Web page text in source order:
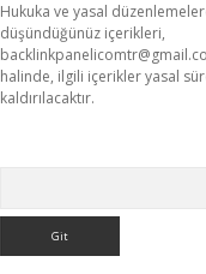
Hukuka ve yasal
düşündüğünüz içerikleri,
halinde, ilgili içerikler yasal
kaldırılacaktır.